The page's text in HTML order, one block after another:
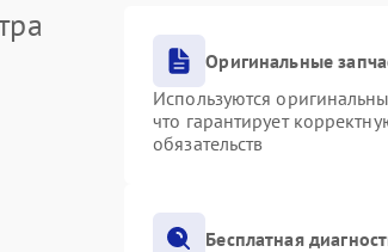
Оригинальные
Используются
что гарантирует
обязательств
Бесплатная